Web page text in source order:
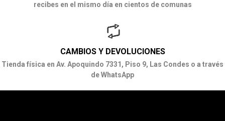
recibes en el mismo día en cientos de comunas
CAMBIOS Y DEVOLUCIONES
Tienda física en Av. Apoquindo 7331, Piso 9, Las Condes o a través
de WhatsApp